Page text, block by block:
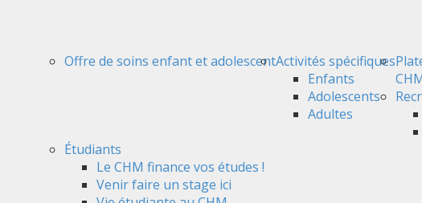
Offre de soins enfant et adolescentActivités spécifiques
Enfants
Adolescents
Adultes
Étudiants
Le CHM finance vos études !
Venir faire un stage ici